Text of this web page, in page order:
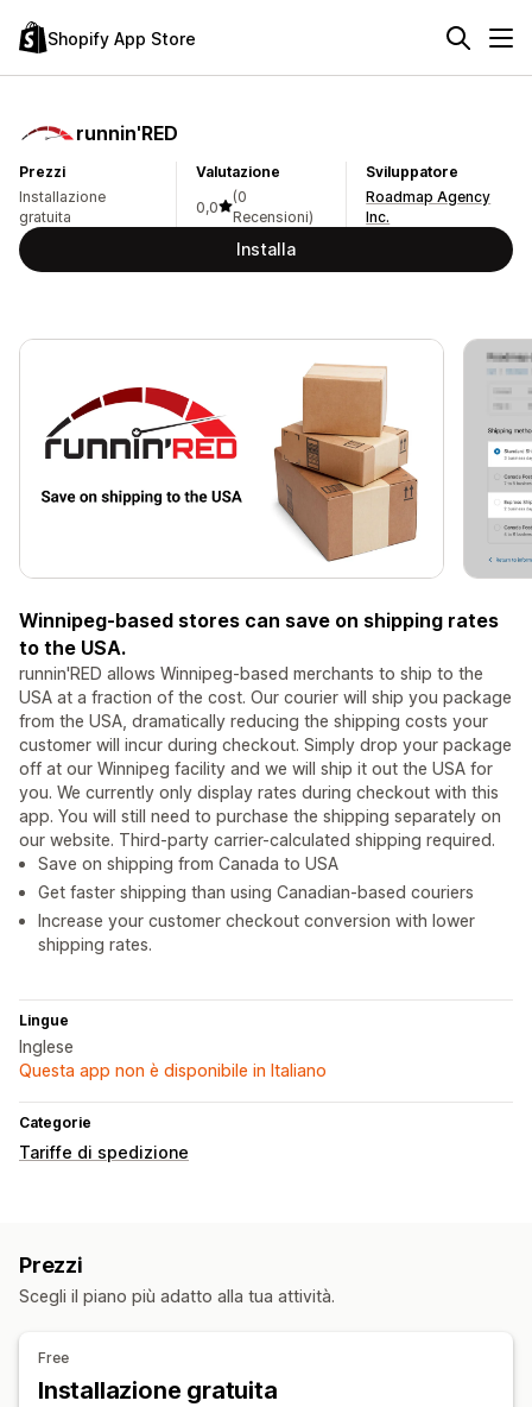
Shopify App Store
runnin'RED
Prezzi
Installazione
gratuita
Valutazione
0,0
(0
Recensioni)
Sviluppatore
Roadmap Agency
Inc.
Installa
Winnipeg-based stores can save on shipping rates
to the USA.
runnin'RED allows Winnipeg-based merchants to ship to the
USA at a fraction of the cost. Our courier will ship you package
from the USA, dramatically reducing the shipping costs your
customer will incur during checkout. Simply drop your package
off at our Winnipeg facility and we will ship it out the USA for
you. We currently only display rates during checkout with this
app. You will still need to purchase the shipping separately on
our website. Third-party carrier-calculated shipping required.
Save on shipping from Canada to USA
Get faster shipping than using Canadian-based couriers
Increase your customer checkout conversion with lower
shipping rates.
Lingue
Inglese
Questa app non è disponibile in Italiano
Categorie
Tariffe di spedizione
Prezzi
Scegli il piano più adatto alla tua attività.
Free
Installazione gratuita